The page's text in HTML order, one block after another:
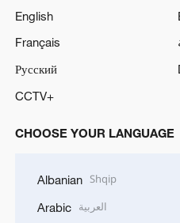
English
Français
Русский
CCTV+
CHOOSE YOUR LANGUAGE
Albanian Shqip
Arabic العربية